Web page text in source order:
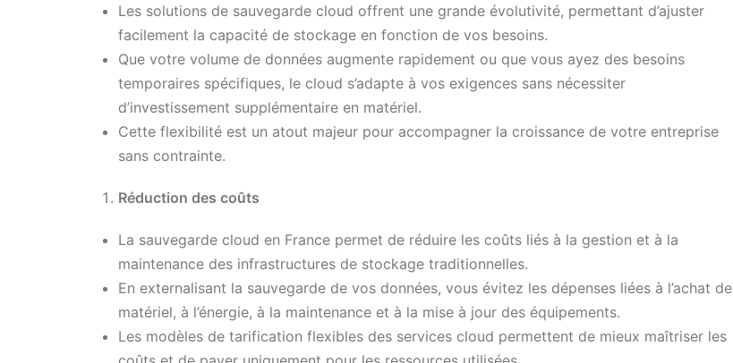
Les solutions de sauvegarde cloud offrent une grande évolutivité, permettant d’ajuster
facilement la capacité de stockage en fonction de vos besoins.
Que votre volume de données augmente rapidement ou que vous ayez des besoins
temporaires spécifiques, le cloud s’adapte à vos exigences sans nécessiter
d’investissement supplémentaire en matériel.
Cette flexibilité est un atout majeur pour accompagner la croissance de votre entreprise
sans contrainte.
Réduction des coûts
La sauvegarde cloud en France permet de réduire les coûts liés à la gestion et à la
maintenance des infrastructures de stockage traditionnelles.
En externalisant la sauvegarde de vos données, vous évitez les dépenses liées à l’achat de
matériel, à l’énergie, à la maintenance et à la mise à jour des équipements.
Les modèles de tarification flexibles des services cloud permettent de mieux maîtriser les